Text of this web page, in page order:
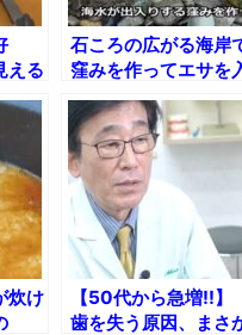
なめこのデカさが規格
ご冗談でしょう、ファ
下）」発売
整形で2400万円超えの
戦
10周年ですがnoteに引
人シーズン7 ファイナル
える
た！
石ころの広がる海岸
窪みを作ってエサを
れると……
炊け
【50代から急増!!】
歯を失う原因、まさ